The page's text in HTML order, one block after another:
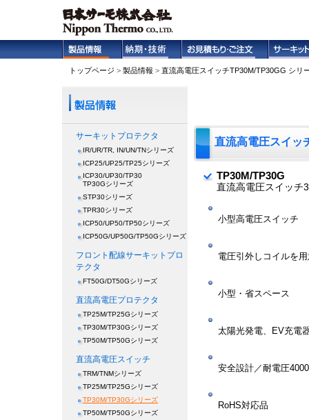
トップページ > 製品情報 > 直流高電圧スイッチTP30M/TP30GG シリ
サーキットプロテクタ
IR/UR/TR, IN/UN/TNシリーズ
ICP25/UP25/TP25シリーズ
ICP30/UP30/TP30
TP30Gシリーズ
STP30シリーズ
TPR30シリーズ
ICP50/UP50/TP50シリーズ
ICP50G/UP50G/TP50Gシリーズ
フロント配線サーキットプロ
テクタ
FT50G/DT50Gシリーズ
直流高電圧プロテクタ
TP25M/TP25Gシリーズ
TP30M/TP30Gシリーズ
TP50M/TP50Gシリーズ
直流高電圧スイッチ
TRM/TNMシリーズ
TP25M/TP25Gシリーズ
TP30M/TP30Gシリーズ
TP50M/TP50Gシリーズ
直流高電圧スイッ
TP30M/TP30G
直流高電圧スイッチ
小型高電圧スイッチ
電圧引外しコイルを
小型・省スペース
太陽光発電、EV充電
安全設計／耐電圧
RoHS対応品